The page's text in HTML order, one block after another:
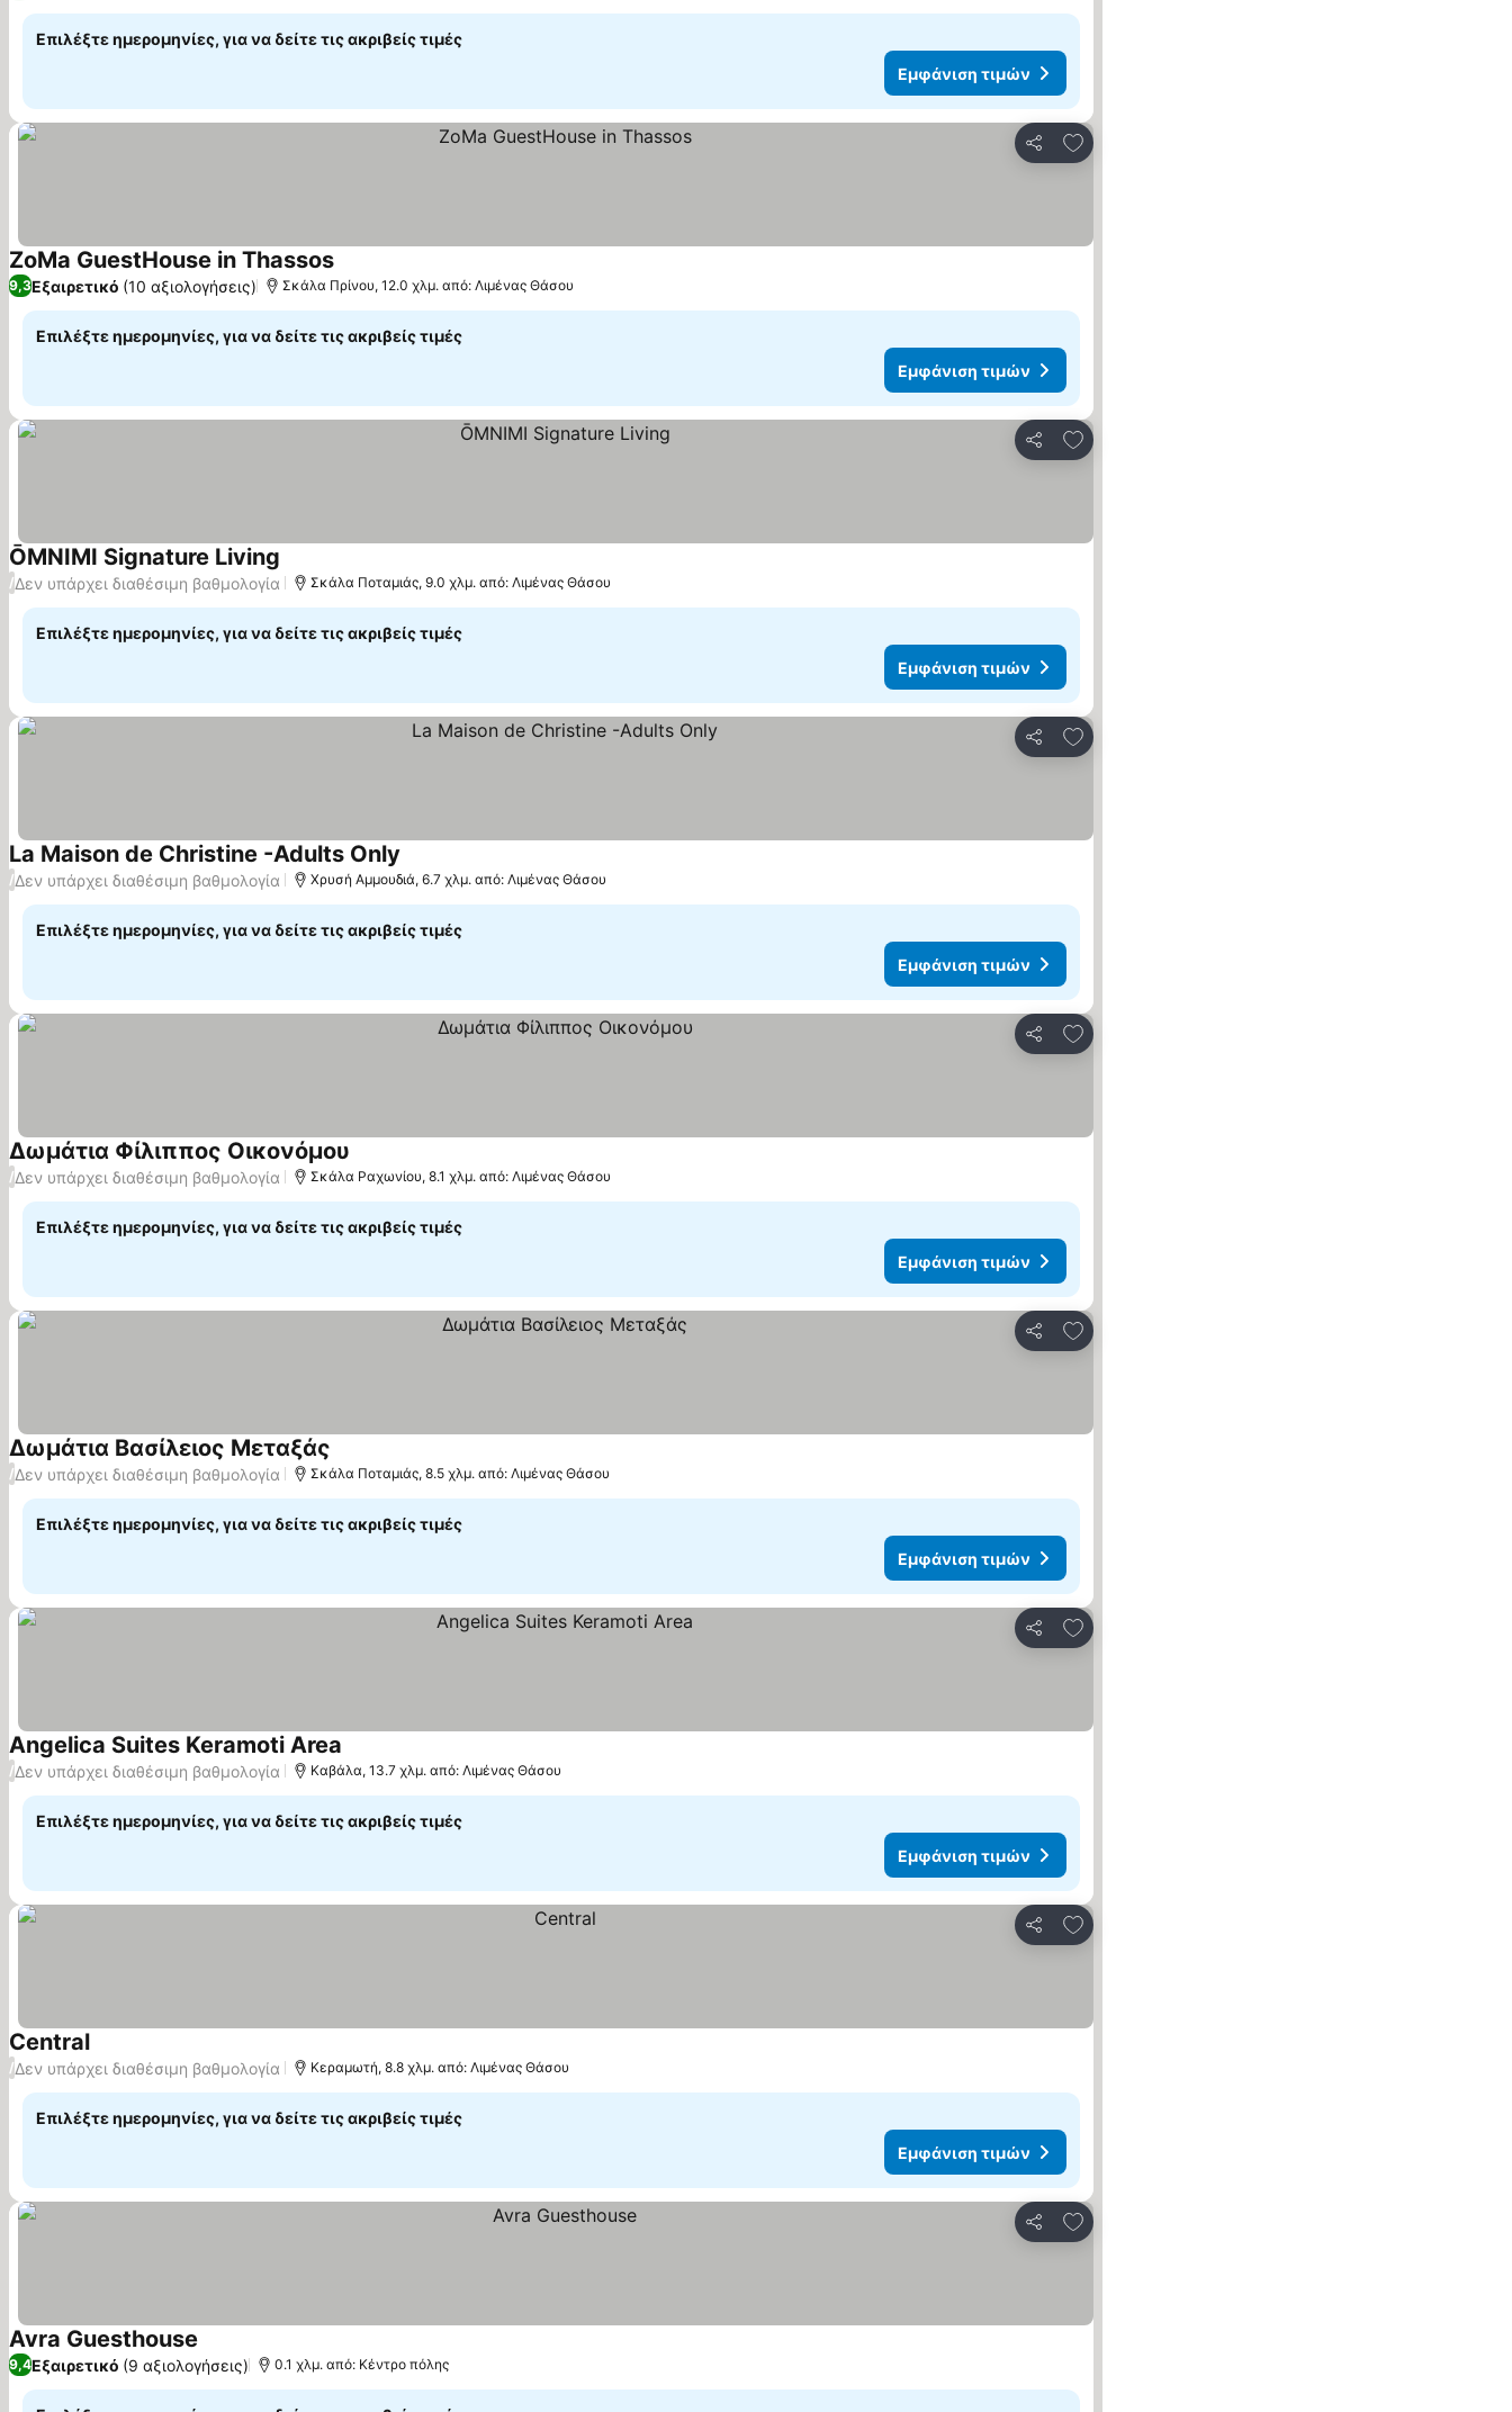
Επιλέξτε ημερομηνίες, για να δείτε τις ακριβείς τιμές
Εμφάνιση τιμών
Κοινοποίηση
Προσθήκη στα αγαπημένα
ZoMa GuestHouse in Thassos
9,3Εξαιρετικό (10 αξιολογήσεις) Σκάλα Πρίνου, 12.0 χλμ. από: Λιμένας Θάσου
Επιλέξτε ημερομηνίες, για να δείτε τις ακριβείς τιμές
Εμφάνιση τιμών
Κοινοποίηση
Προσθήκη στα αγαπημένα
ŌMNIMI Signature Living
/Δεν υπάρχει διαθέσιμη βαθμολογία Σκάλα Ποταμιάς, 9.0 χλμ. από: Λιμένας Θάσου
Επιλέξτε ημερομηνίες, για να δείτε τις ακριβείς τιμές
Εμφάνιση τιμών
Κοινοποίηση
Προσθήκη στα αγαπημένα
La Maison de Christine -Adults Only
/Δεν υπάρχει διαθέσιμη βαθμολογία Χρυσή Αμμουδιά, 6.7 χλμ. από: Λιμένας Θάσου
Επιλέξτε ημερομηνίες, για να δείτε τις ακριβείς τιμές
Εμφάνιση τιμών
Κοινοποίηση
Προσθήκη στα αγαπημένα
Δωμάτια Φίλιππος Οικονόμου
/Δεν υπάρχει διαθέσιμη βαθμολογία Σκάλα Ραχωνίου, 8.1 χλμ. από: Λιμένας Θάσου
Επιλέξτε ημερομηνίες, για να δείτε τις ακριβείς τιμές
Εμφάνιση τιμών
Κοινοποίηση
Προσθήκη στα αγαπημένα
Δωμάτια Βασίλειος Μεταξάς
/Δεν υπάρχει διαθέσιμη βαθμολογία Σκάλα Ποταμιάς, 8.5 χλμ. από: Λιμένας Θάσου
Επιλέξτε ημερομηνίες, για να δείτε τις ακριβείς τιμές
Εμφάνιση τιμών
Κοινοποίηση
Προσθήκη στα αγαπημένα
Angelica Suites Keramoti Area
/Δεν υπάρχει διαθέσιμη βαθμολογία Καβάλα, 13.7 χλμ. από: Λιμένας Θάσου
Επιλέξτε ημερομηνίες, για να δείτε τις ακριβείς τιμές
Εμφάνιση τιμών
Κοινοποίηση
Προσθήκη στα αγαπημένα
Central
/Δεν υπάρχει διαθέσιμη βαθμολογία Κεραμωτή, 8.8 χλμ. από: Λιμένας Θάσου
Επιλέξτε ημερομηνίες, για να δείτε τις ακριβείς τιμές
Εμφάνιση τιμών
Κοινοποίηση
Προσθήκη στα αγαπημένα
Avra Guesthouse
9,4Εξαιρετικό (9 αξιολογήσεις) 0.1 χλμ. από: Κέντρο πόλης